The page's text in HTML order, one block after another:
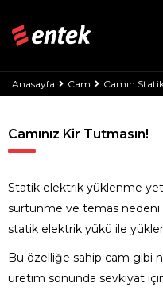
Anasayfa Cam Camın
Camınız Kir Tutmasın!
Statik elektrik yüklenme
sürtünme ve temas nedeni
statik elektrik yükü ile
Bu özelliğe sahip cam gibi
üretim sonunda sevkiyat